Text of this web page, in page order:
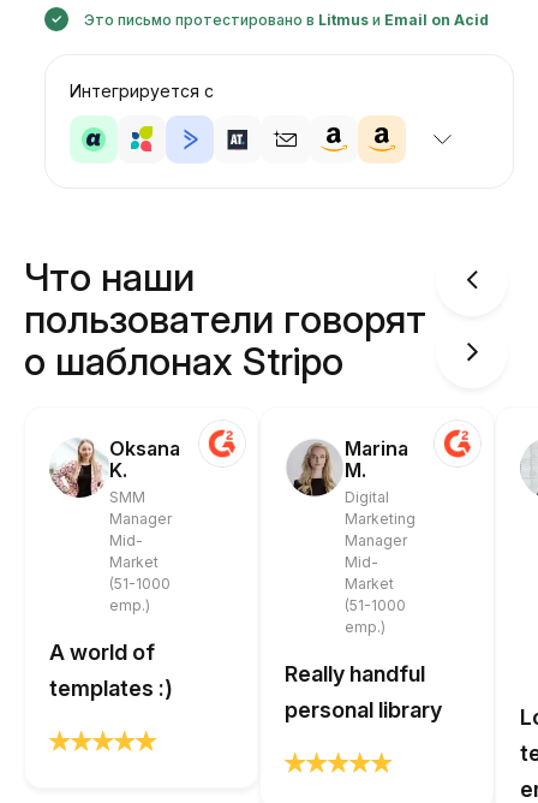
Это письмо протестировано в Litmus и Email on Acid
Интегрируется с
Что наши
пользователи говорят
о шаблонах Stripo
Oksana
K.
SMM
Manager
Mid-
Market
(51-1000
emp.)
A world of
templates :)
Marina
M.
Digital
Marketing
Manager
Mid-
Market
(51-1000
emp.)
Really handful
personal library